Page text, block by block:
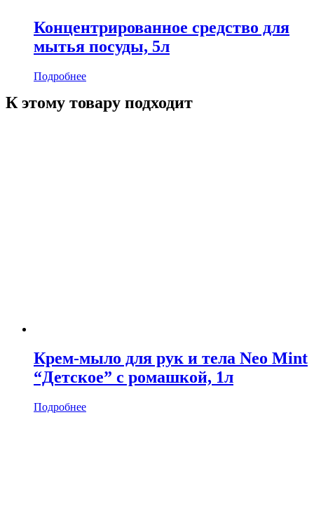
Концентрированное средство для
мытья посуды, 5л
Подробнее
К этому товару подходит
Крем-мыло для рук и тела Neo Mint
“Детское” с ромашкой, 1л
Подробнее